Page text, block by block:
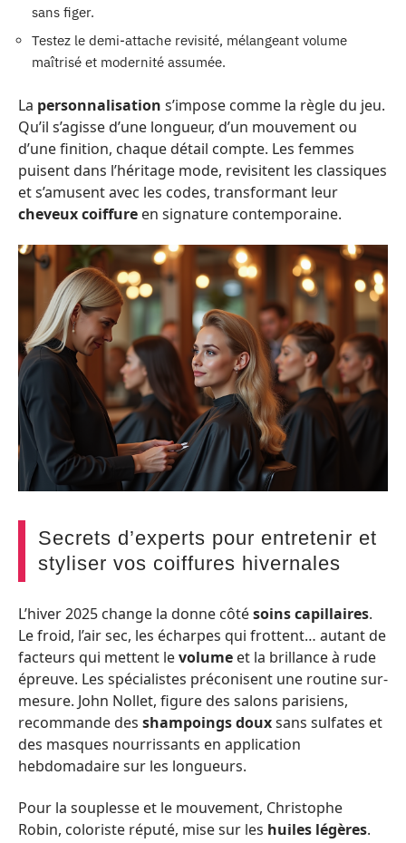
sans figer.
Testez le demi-attache revisité, mélangeant volume
maîtrisé et modernité assumée.
La personnalisation s’impose comme la règle du jeu.
Qu’il s’agisse d’une longueur, d’un mouvement ou
d’une finition, chaque détail compte. Les femmes
puisent dans l’héritage mode, revisitent les classiques
et s’amusent avec les codes, transformant leur
cheveux coiffure en signature contemporaine.
Secrets d’experts pour entretenir et
styliser vos coiffures hivernales
L’hiver 2025 change la donne côtésoins capillaires.
Le froid, l’air sec, les écharpes qui frottent… autant de
facteurs qui mettent levolume et la brillance à rude
épreuve. Les spécialistes préconisent une routine sur-
mesure. John Nollet, figure des salons parisiens,
recommande des shampoings douxsans sulfates et
des masques nourrissants en application
hebdomadaire sur les longueurs.
Pour la souplesse et le mouvement, Christophe
Robin, coloriste réputé, mise sur les huiles légères.